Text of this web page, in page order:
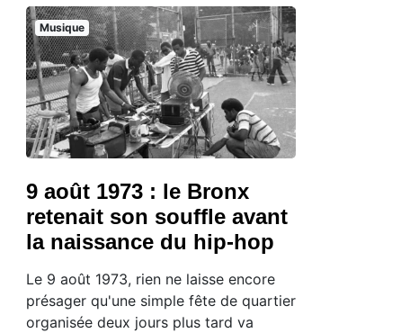
Musique
9 août 1973 : le Bronx
retenait son souffle avant
la naissance du hip-hop
Le 9 août 1973, rien ne laisse encore
présager qu'une simple fête de quartier
organisée deux jours plus tard va